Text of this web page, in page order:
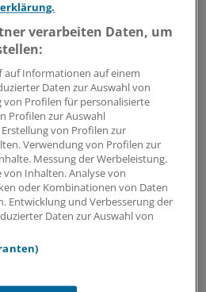
vergütet.
als 28.000 unbezahlte
Arbeitgeber zulasten der
Das Gesundheitssystem muss
insbesondere in
Finanzierung der
Studienplätze“, forderte
über Berufswechsel
verarbeiten Daten, um
auf Informationen auf einem
Daten zur Auswahl von
von Profilen für personalisierte
Profilen zur Auswahl
von Profilen zur
Verwendung von Profilen zur
Messung der Werbeleistung.
Inhalten. Analyse von
oder Kombinationen von Daten
Entwicklung und Verbesserung der
Daten zur Auswahl von